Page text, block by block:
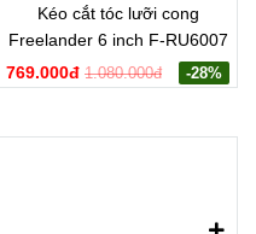
Kéo cắt tóc lưỡi cong
Freelander 6 inch F-RU6007
769.000đ 1.080.000đ -28%